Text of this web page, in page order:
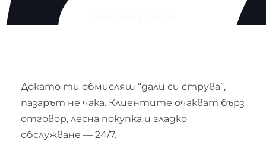
Докато ти обмисляш “дали си струва”,
пазарът не чака. Клиентите очакват бърз
отговор, лесна покупка и гладко
обслужване — 24/7.